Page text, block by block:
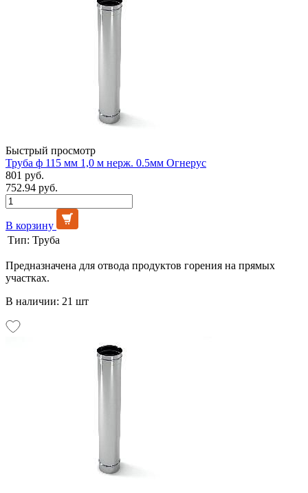
Быстрый просмотр
Труба ф 115 мм 1,0 м нерж. 0.5мм Огнерус
801 руб.
752.94 руб.
В корзину
Тип: Труба
Предназначена для отвода продуктов горения на прямых
участках.
В наличии: 21 шт